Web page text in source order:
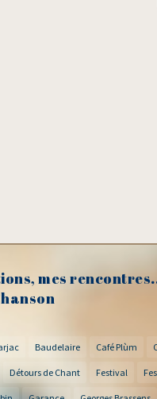
mes
Baudelaire Café Plùm
Détours de Chant Festival